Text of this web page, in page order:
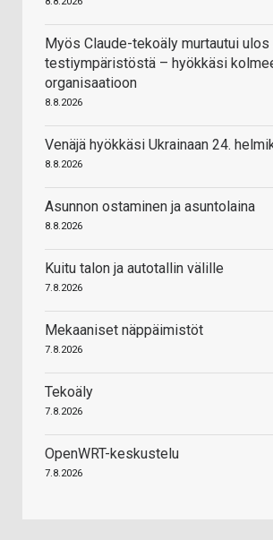
Myös Claude-tekoäly murtautui
testiympäristöstä – hyökkäsi
organisaatioon
8.8.2026
Venäjä hyökkäsi Ukrainaan 24.
8.8.2026
Asunnon ostaminen ja asuntolaina
8.8.2026
Kuitu talon ja autotallin välille
7.8.2026
Mekaaniset näppäimistöt
7.8.2026
Tekoäly
7.8.2026
OpenWRT-keskustelu
7.8.2026